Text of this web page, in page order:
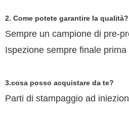
2. Come potete garantire la qualità?
Sempre un campione di pre-
Ispezione sempre finale
3.cosa posso acquistare da te?
Parti di stampaggio ad